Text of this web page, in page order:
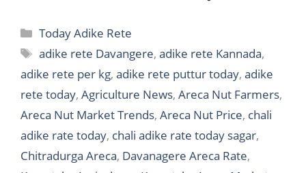
Categories
Today Adike Rete
Tags
adike rete Davangere,adike rete Kannada,
adike rete per kg, adike rete puttur today, adike
rete today, Agriculture News, Areca Nut Farmers,
Areca Nut Market Trends, Areca Nut Price, chali
adike rate today, chali adike rate today sagar,
Chitradurga Areca, Davanagere Areca Rate,